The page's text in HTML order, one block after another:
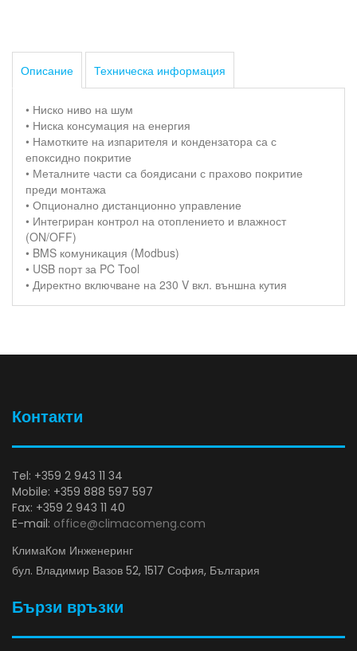
Описание Техническа информация
• Ниско ниво на шум
• Ниска консумация на енергия
• Намотките на изпарителя и кондензатора са с
епоксидно покритие
• Металните части са боядисани с прахово покритие
преди монтажа
• Опционално дистанционно управление
• Интегриран контрол на отоплението и влажност
(ON/OFF)
• BMS комуникация (Modbus)
• USB порт за PC Tool
• Директно включване на 230 V вкл. външна кутия
Контакти
Tel: +359 2 943 11 34
Mobile: +359 888 597 597
Fax: +359 2 943 11 40
E-mail: office@climacomeng.com
КлимаКом Инженеринг
бул. Владимир Вазов 52, 1517 София, България
Бързи връзки